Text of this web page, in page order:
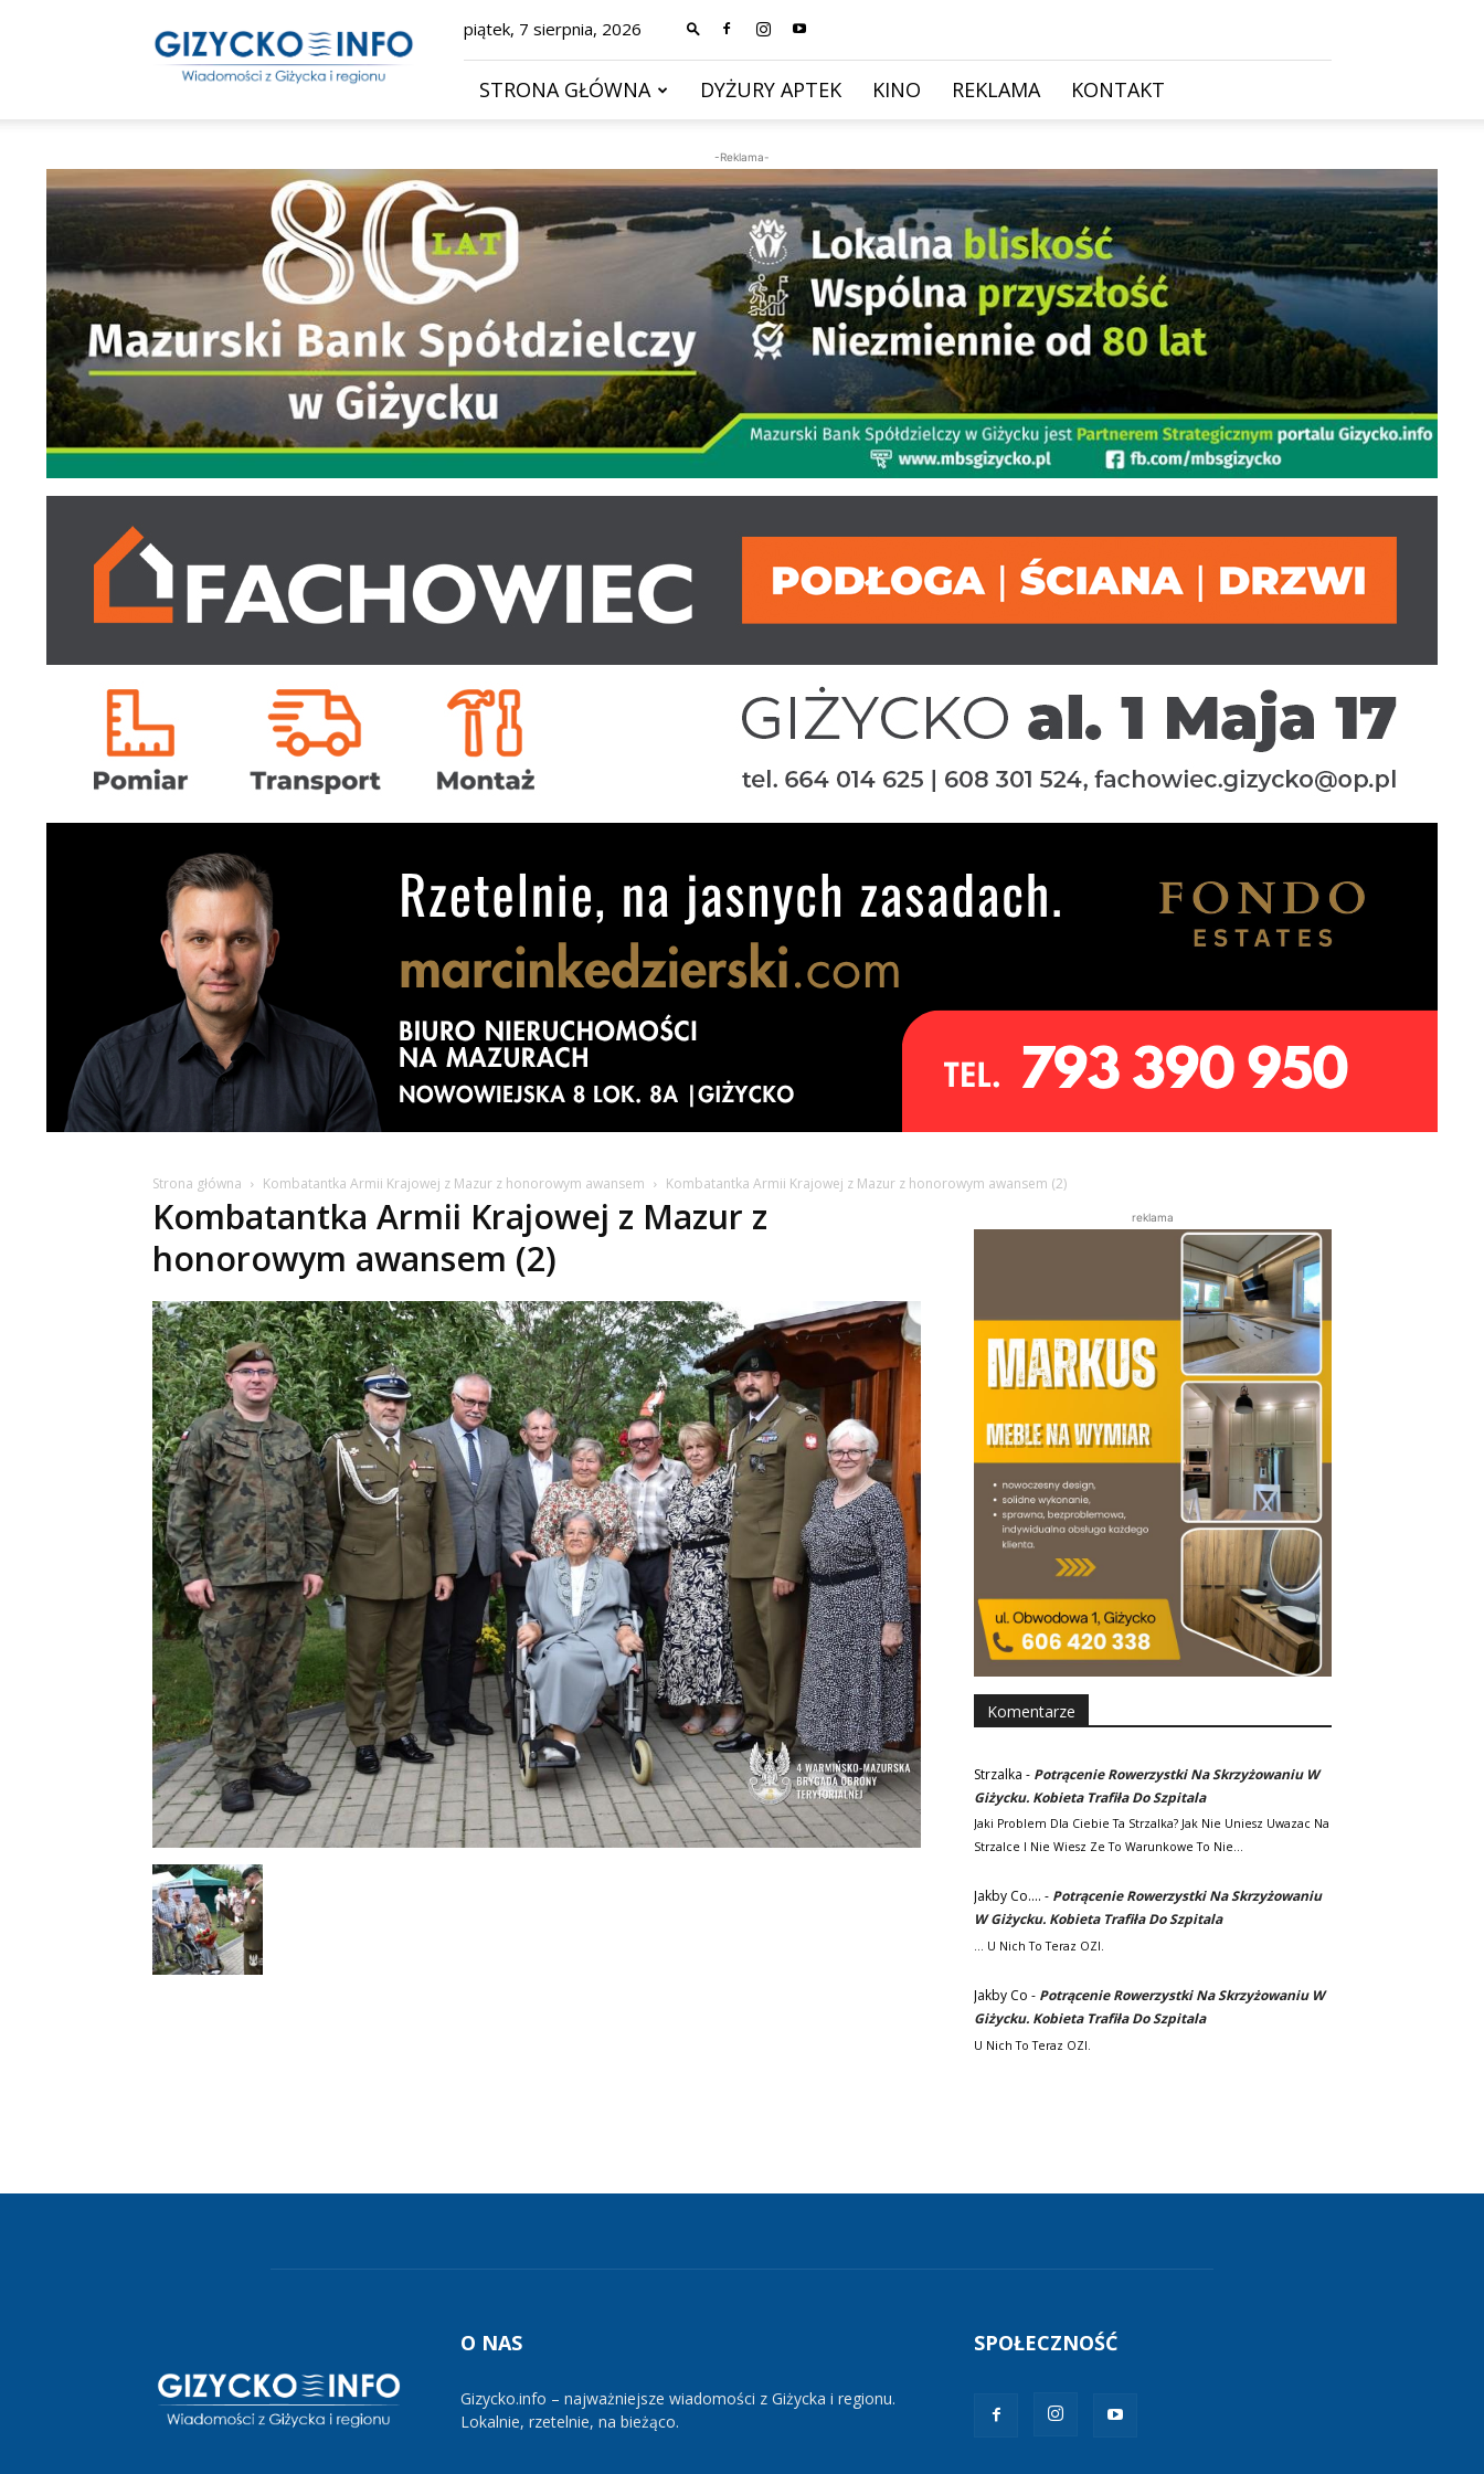
–
wiadomości
piątek, 7 sierpnia, 2026
STRONA GŁÓWNA DYŻURY APTEK KINO REKLAMA KONTAKT
-Reklama-
Strona główna Kombatantka Armii Krajowej z Mazur z honorowym awansem Kombatantka Armii Krajowej z Mazur z honorowym awansem (2)
Kombatantka Armii Krajowej z Mazur z
honorowym awansem (2)
reklama
Komentarze
Strzalka - Potrącenie Rowerzystki Na Skrzyżowaniu W
Giżycku. Kobieta Trafiła Do Szpitala
Jaki Problem Dla Ciebie Ta Strzalka? Jak Nie Uniesz Uwazac Na
Strzalce I Nie Wiesz Ze To Warunkowe To Nie…
Jakby Co.... - Potrącenie Rowerzystki Na Skrzyżowaniu
W Giżycku. Kobieta Trafiła Do Szpitala
... U Nich To Teraz OZI.
Jakby Co - Potrącenie Rowerzystki Na Skrzyżowaniu W
Giżycku. Kobieta Trafiła Do Szpitala
U Nich To Teraz OZI.
O NAS
Gizycko.info – najważniejsze wiadomości z Giżycka i regionu.
Lokalnie, rzetelnie, na bieżąco.
SPOŁECZNOŚĆ